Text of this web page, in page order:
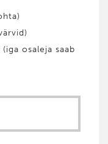
osaleja saab